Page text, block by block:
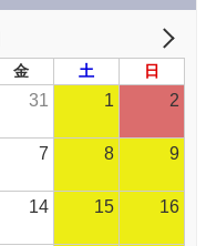
金 土 日
31 1 2
7 8 9
14 15 16